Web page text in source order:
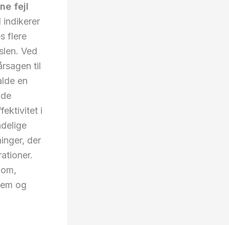
fejl
indikerer
flere
Ved
til
en
i
der
og